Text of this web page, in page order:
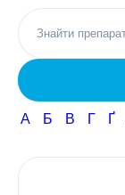
Неврологія
Фармаконагляд
Кар'єра
А Б В Г Ґ